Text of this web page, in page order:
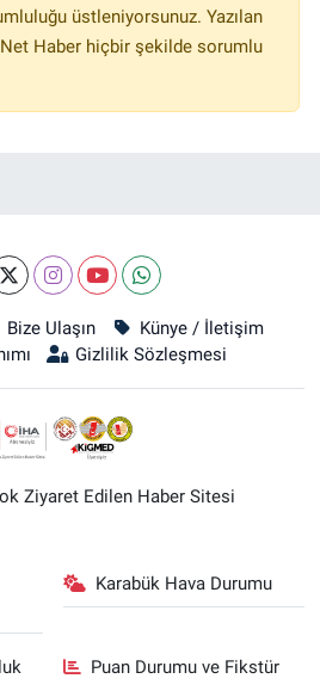
üstleniyorsunuz. Yazılan
Haber hiçbir şekilde sorumlu
Bize Ulaşın
Künye / İletişim
Gizlilik Sözleşmesi
Ziyaret Edilen Haber Sitesi
Karabük Hava Durumu
Puan Durumu ve Fikstür